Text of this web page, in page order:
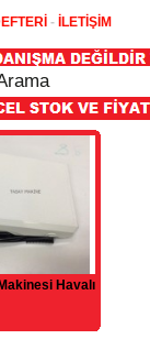
- İLETİŞİM
Havalı